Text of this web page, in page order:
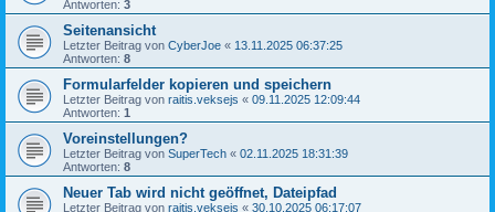
Antworten: 3
Seitenansicht
Letzter Beitrag von CyberJoe « 13.11.2025 06:37:25
Antworten: 8
Formularfelder kopieren und speichern
Letzter Beitrag von raitis.veksejs « 09.11.2025 12:09:44
Antworten: 1
Voreinstellungen?
Letzter Beitrag von SuperTech « 02.11.2025 18:31:39
Antworten: 8
Neuer Tab wird nicht geöffnet, Dateipfad
Letzter Beitrag von raitis.veksejs « 30.10.2025 06:17:07